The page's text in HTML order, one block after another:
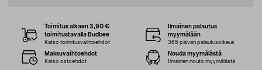
Toimitus alkaen 3,90 €
toimitustavalla Budbee
Katso toimitusvaihtoehdot
Ilmainen palautus
myymälään
365 päivän palautusoikeus
Maksuvaihtoehdot
Katso ostoehdot
Nouda myymälästä
Ilmainen nouto myymälästä